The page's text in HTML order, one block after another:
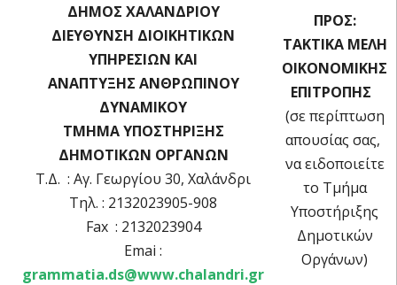
ΔΗΜΟΣ ΧΑΛΑΝΔΡΙΟΥ
ΔΙΕΥΘΥΝΣΗ ΔΙΟΙΚΗΤΙΚΩΝ
ΥΠΗΡΕΣΙΩΝ ΚΑΙ
ΑΝΑΠΤΥΞΗΣ ΑΝΘΡΩΠΙΝΟΥ
ΔΥΝΑΜΙΚΟΥ
ΤΜΗΜΑ ΥΠΟΣΤΗΡΙΞΗΣ
ΔΗΜΟΤΙΚΩΝ ΟΡΓΑΝΩΝ
Τ.Δ. : Αγ. Γεωργίου 30, Χαλάνδρι
Τηλ. : 2132023905-908
Fax : 2132023904
Emai :
grammatia.ds@www.chalandri.gr
ΠΡΟΣ:
ΤΑΚΤΙΚΑ ΜΕΛΗ
OIKOΝΟΜΙΚΗΣ
ΕΠΙΤΡΟΠΗΣ
(σε περίπτωση
απουσίας σας,
να ειδοποιείτε
το Τμήμα
Υποστήριξης
Δημοτικών
Οργάνων)